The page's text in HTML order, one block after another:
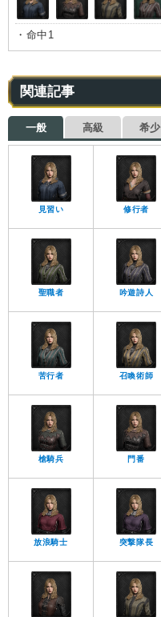
・命中1
関連記事
一般 高級 希少
見習い 修行者
聖職者 吟遊詩人
苦行者 召喚術師
槍騎兵 門番
放浪騎士 突撃隊長